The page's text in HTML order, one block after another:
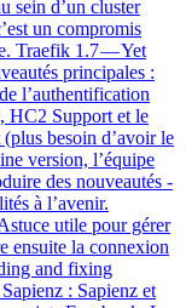
sein d’un cluster
un compromis
Traefik 1.7 — Yet
principales :
l’authentification
HC2 Support et le
besoin d’avoir le
version, l’équipe
des nouveautés -
à l’avenir.
utile pour gérer
ensuite la connexion
and fixing
: Sapienz et